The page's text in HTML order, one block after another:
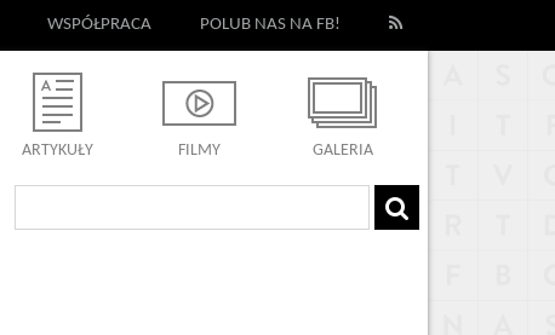
WSPÓŁPRACA POLUB NAS NA FB!
ARTYKUŁY FILMY GALERIA